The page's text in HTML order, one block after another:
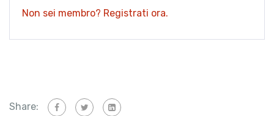
Non sei membro? Registrati ora.
Share: